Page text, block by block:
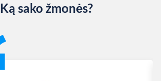
Ką sako žmonės?